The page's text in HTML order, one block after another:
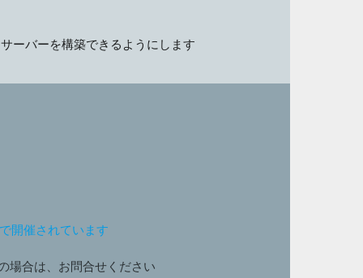
ーバーを構築できるようにします
開催されています
場合は、お問合せください